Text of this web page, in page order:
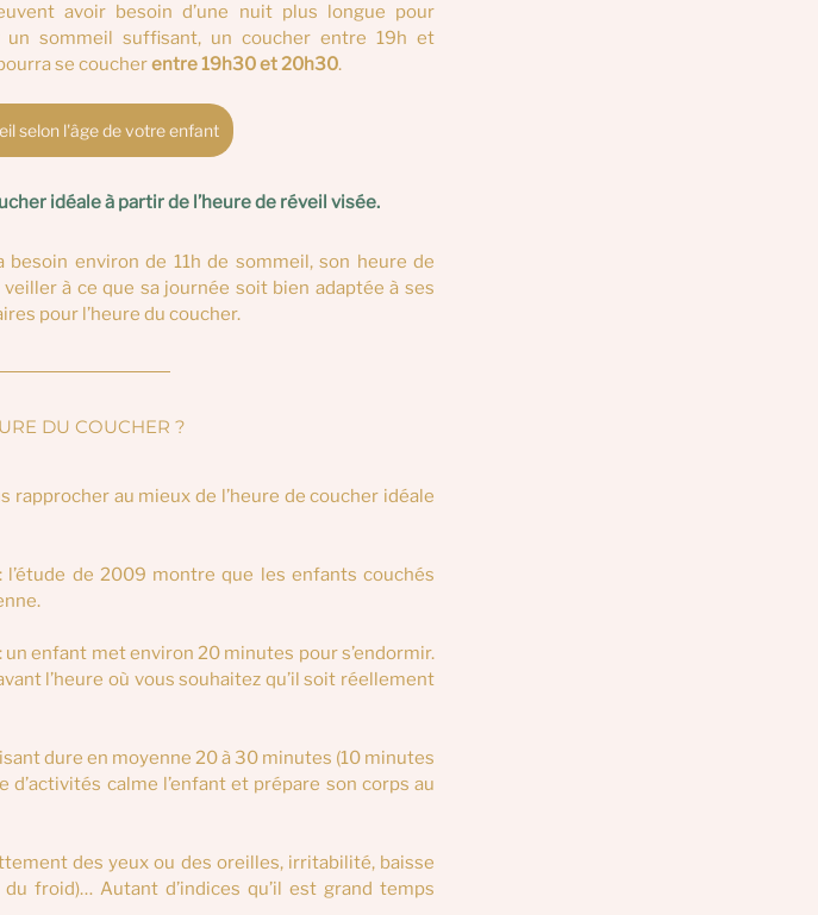
avoir besoin d’une nuit plus longue pour
sommeil suffisant, un coucher entre 19h et
se coucher entre 19h30 et 20h30.
selon l'âge de votre enfant
idéale à partir de l’heure de réveil visée.
environ de 11h de sommeil, son heure de
veiller à ce que sa journée soit bien adaptée à ses
pour l’heure du coucher.
DU COUCHER ?
au mieux de l’heure de coucher idéale
l’étude de 2009 montre que les enfants couchés
: un enfant met environ 20 minutes pour s’endormir.
l’heure où vous souhaitez qu’il soit réellement
dure en moyenne 20 à 30 minutes (10 minutes
calme l’enfant et prépare son corps au
des yeux ou des oreilles, irritabilité, baisse
froid)… Autant d’indices qu’il est grand temps